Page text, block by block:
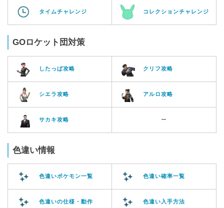
タイムチャレンジ コレクションチャレンジ
GOロケット団対策
したっぱ攻略 クリフ攻略
シエラ攻略 アルロ攻略
サカキ攻略 ー
色違い情報
色違いポケモン一覧 色違い確率一覧
色違いの仕様・動作 色違い入手方法